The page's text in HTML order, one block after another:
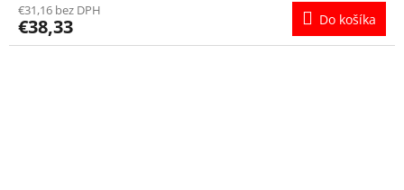
€31,16 bez DPH
€38,33 Do košíka